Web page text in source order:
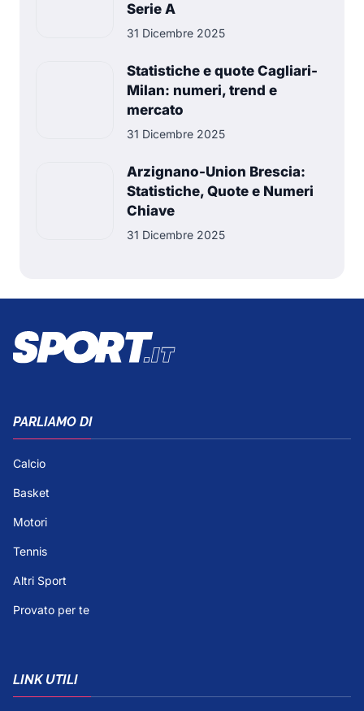
Serie A
31 Dicembre 2025
Statistiche e quote Cagliari-
Milan: numeri, trend e
mercato
31 Dicembre 2025
Arzignano-Union Brescia:
Statistiche, Quote e Numeri
Chiave
31 Dicembre 2025
PARLIAMO DI
Calcio
Basket
Motori
Tennis
Altri Sport
Provato per te
LINK UTILI